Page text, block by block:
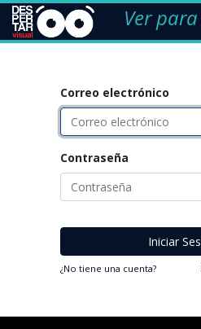
Ver
Correo electrónico
Contraseña
Iniciar
¿No tiene una cuenta?